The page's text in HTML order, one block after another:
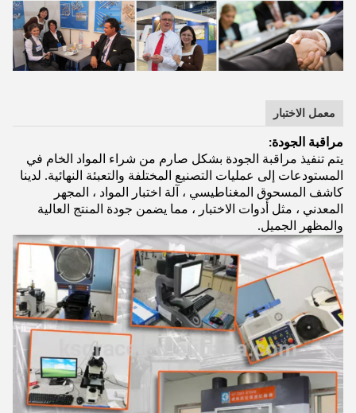
معمل الاختبار
مراقبة الجودة:
يتم تنفيذ مراقبة الجودة بشكل صارم من شراء المواد الخام في
المستودعات إلى عمليات التصنيع المختلفة والتعبئة النهائية. لدينا
كاشف المسحوق المغناطيسي ، آلة اختبار المواد ، المجهر
المعدني ، مثل أدوات الاختبار ، مما يضمن جودة المنتج العالية
والمظهر الجميل.